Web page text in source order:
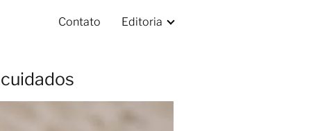
Contato Editoria